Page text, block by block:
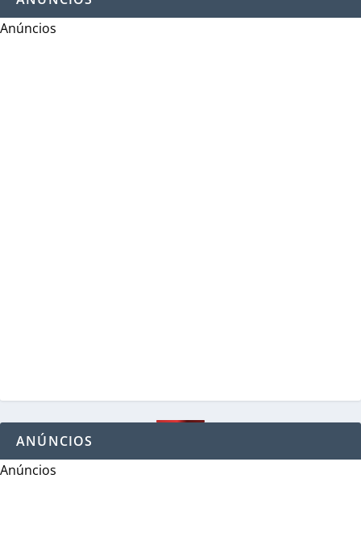
Anúncios
ANÚNCIOS
Anúncios